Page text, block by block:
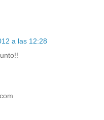
a las 12:28